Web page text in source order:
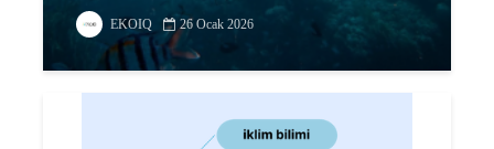
EKOIQ 26 Ocak 2026